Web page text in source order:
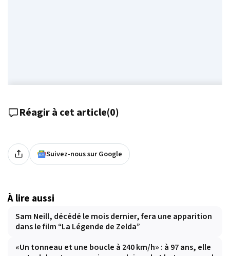
Réagir à cet article(0)
Suivez-nous sur Google
À lire aussi
Sam Neill, décédé le mois dernier, fera une apparition
dans le film “La Légende de Zelda”
«Un tonneau et une boucle à 240 km/h» : à 97 ans, elle